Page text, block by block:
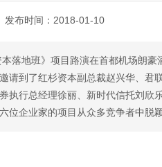
发布时间： 2018-01-10
落地班》项目路演在首都机场朗
请到了红杉资本副总裁赵兴华、君
执行总经理徐丽、新时代信托刘欣
位企业家的项目从众多竞争者中脱